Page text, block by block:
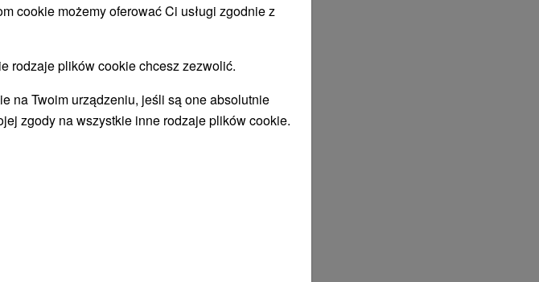
NA PODSTAWIE OCENY
cookie możemy oferować Ci usługi zgodnie z
rodzaje plików cookie chcesz zezwolić.
na Twoim urządzeniu, jeśli są one absolutnie
zgody na wszystkie inne rodzaje plików cookie.